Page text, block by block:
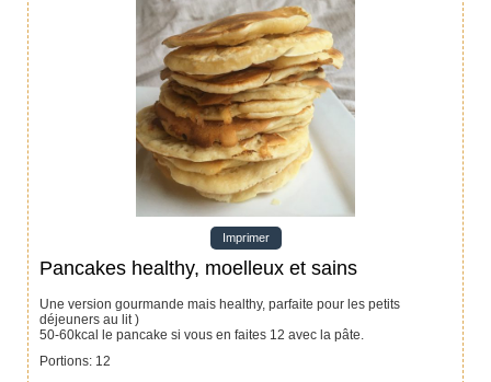
Imprimer
Pancakes healthy, moelleux et sains
Une version gourmande mais healthy, parfaite pour les petits
déjeuners au lit )
50-60kcal le pancake si vous en faites 12 avec la pâte.
Portions: 12